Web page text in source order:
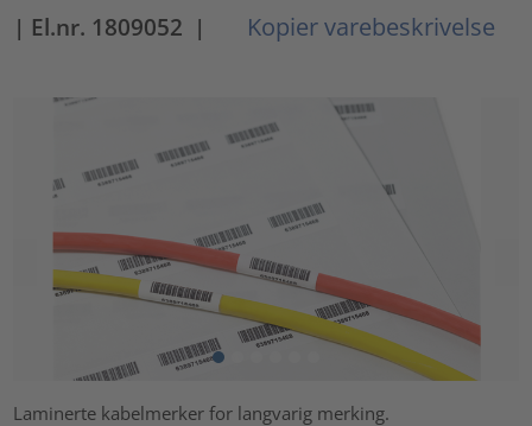
| El.nr. 1809052 | Kopier varebeskrivelse
Laminerte kabelmerker for langvarig merking.